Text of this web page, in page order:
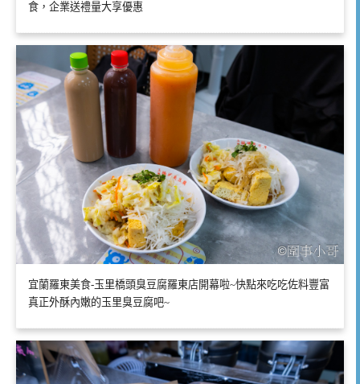
食，企業送禮量大享優惠
宜蘭羅東美食-玉里橋頭臭豆腐羅東店開幕啦~快點來吃吃佐料豐富
真正外酥內嫩的玉里臭豆腐吧~